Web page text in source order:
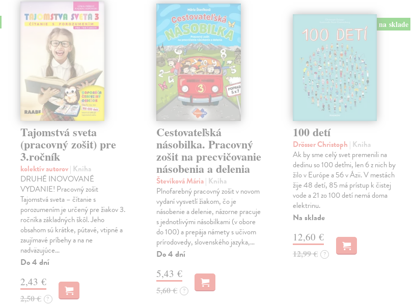
Tajomstvá sveta
(pracovný zošit) pre
3.ročník
kolektív autorov| Kniha
DRUHÉ INOVOVANÉ
VYDANIE! Pracovný zošit
Tajomstvá sveta – čítanie s
porozumením je určený pre žiakov 3.
ročníka základných škôl. Jeho
obsahom sú krátke, pútavé, vtipné a
zaujímavé príbehy a na ne
nadväzujúce…
Do 4 dní
2,43 €
2,50 € ?
Cestovateľská
násobilka. Pracovný
zošit na precvičovanie
násobenia a delenia
Števíková Mária| Kniha
Plnofarebný pracovný zošit v novom
vydaní vysvetlí žiakom, čo je
násobenie a delenie, názorne pracuje
s jednotlivými násobilkami (v obore
do 100) a prepája námety s učivom
prírodovedy, slovenského jazyka,…
Do 4 dní
5,43 €
5,60 € ?
na sklade
100 detí
Drösser Christoph | Kniha
Ak by sme celý svet premenili na
dedinu so 100 deťmi, len 6 z nich by
žilo v Európe a 56 v Ázii. V mestách
žije 48 detí, 85 má prístup k čistej
vode a 21 zo 100 detí nemá doma
elektrinu.
Na sklade
12,60 €
12,99 € ?